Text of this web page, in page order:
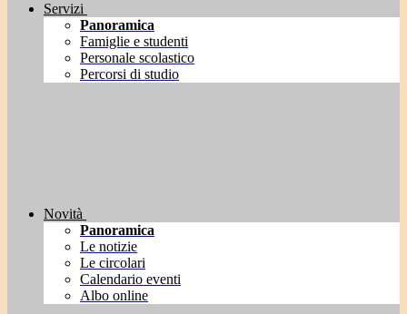
Servizi
Panoramica
Famiglie e studenti
Personale scolastico
Percorsi di studio
Novità
Panoramica
Le notizie
Le circolari
Calendario eventi
Albo online